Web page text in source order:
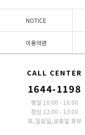
NOTICE
이용약관
CALL CENTER
1644-1198
평일 10:00 - 16:00
점심 12:00 - 13:00
토,일요일,공휴일 휴무